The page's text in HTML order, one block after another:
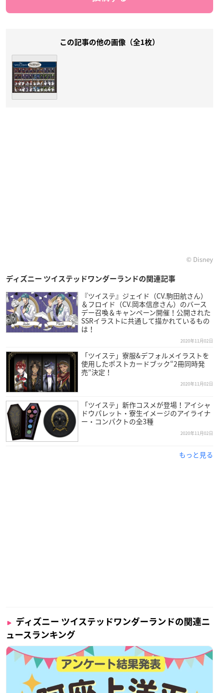
この記事の他の画像（全1枚）
© Disney
ディズニー ツイステッドワンダーランドの関連記事
『ツイステ』ジェイド（CV.駒田航さん）
＆フロイド（CV.岡本信彦さん）のバース
デー召喚＆キャンペーン開催！公開された
SSRイラストに共通して描かれているもの
は！
2020年11月02日
「ツイステ」寮服&デフォルメイラストを
使用したポストカードブック“2冊同時発
売”決定！
2020年11月02日
「ツイステ」新作コスメが登場！アイシャ
ドウパレット・寮生イメージのアイライナ
ー・コンパクトの全3種
2020年11月02日
もっと見る
ディズニー ツイステッドワンダーランドの関連ニ
ュースランキング